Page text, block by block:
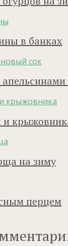
в банках
на зиму
перцем